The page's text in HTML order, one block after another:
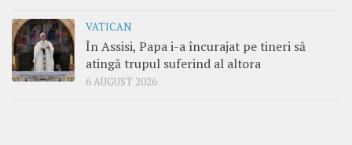
VATICAN
În Assisi, Papa i-a încurajat pe tineri să
atingă trupul suferind al altora
6 AUGUST 2026